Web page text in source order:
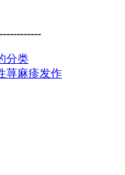
分类
荨麻疹发作